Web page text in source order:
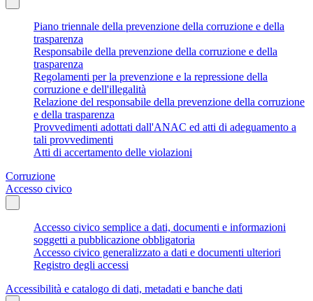
Piano triennale della prevenzione della corruzione e della
trasparenza
Responsabile della prevenzione della corruzione e della
trasparenza
Regolamenti per la prevenzione e la repressione della
corruzione e dell'illegalità
Relazione del responsabile della prevenzione della corruzione
e della trasparenza
Provvedimenti adottati dall'ANAC ed atti di adeguamento a
tali provvedimenti
Atti di accertamento delle violazioni
Corruzione
Accesso civico
Accesso civico semplice a dati, documenti e informazioni
soggetti a pubblicazione obbligatoria
Accesso civico generalizzato a dati e documenti ulteriori
Registro degli accessi
Accessibilità e catalogo di dati, metadati e banche dati